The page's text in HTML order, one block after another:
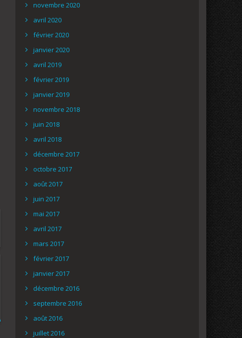
novembre 2020
avril 2020
février 2020
janvier 2020
avril 2019
février 2019
janvier 2019
novembre 2018
juin 2018
avril 2018
décembre 2017
octobre 2017
août 2017
juin 2017
mai 2017
avril 2017
mars 2017
février 2017
janvier 2017
décembre 2016
septembre 2016
août 2016
juillet 2016